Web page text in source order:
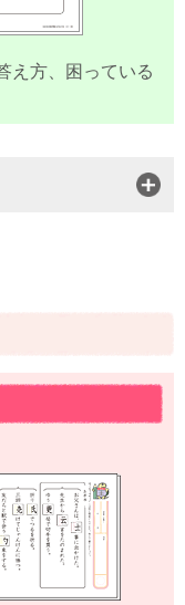
え方、困っている